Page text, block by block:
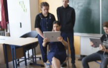
berlin
nord
wahrheit